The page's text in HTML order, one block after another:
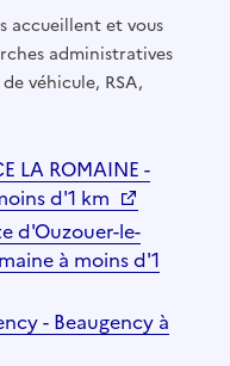
accueillent et vous
administratives
véhicule, RSA,
LA ROMAINE -
d'1 km
d'Ouzouer-le-
à moins d'1
- Beaugency à